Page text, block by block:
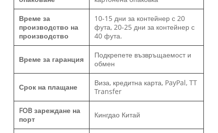
Време за
производство на
производство
10-15 дни за контейнер с 20
фута, 20-25 дни за контейнер с
40 фута.
Време за гаранция
Подкрепете възвръщаемост и
обмен
Срок на плащане
Виза, кредитна карта, PayPal, TT
Transfer
FOB зареждане на
порт
Кингдао Китай